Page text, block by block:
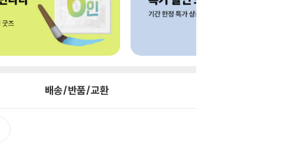
배송/반품/교환